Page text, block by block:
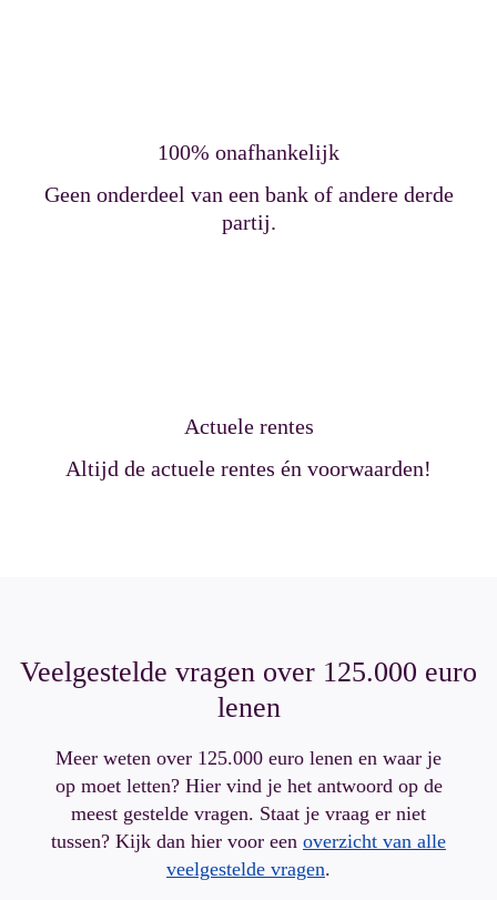
100% onafhankelijk
Geen onderdeel van een bank of andere derde
partij.
Actuele rentes
Altijd de actuele rentes én voorwaarden!
Veelgestelde vragen over 125.000 euro
lenen
Meer weten over 125.000 euro lenen en waar je
op moet letten? Hier vind je het antwoord op de
meest gestelde vragen. Staat je vraag er niet
tussen? Kijk dan hier voor een overzicht van alle
veelgestelde vragen.